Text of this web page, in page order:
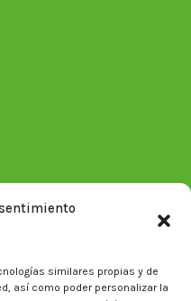
similares propias y de
así como poder personalizar la